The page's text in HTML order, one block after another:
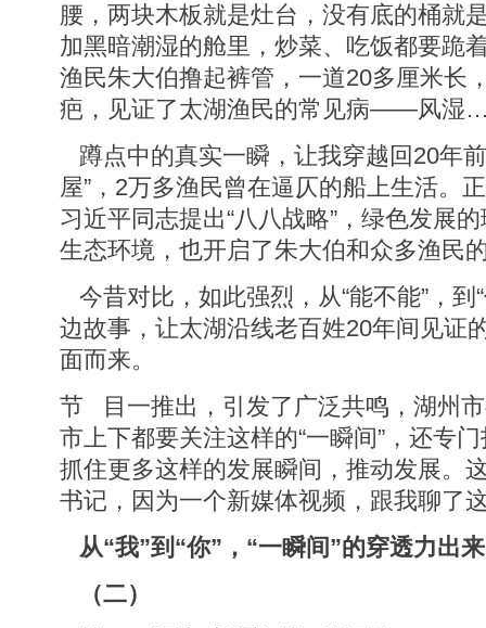
腰，两块木板就是灶台，没有底的桶就
加黑暗潮湿的舱里，炒菜、吃饭都要
渔民朱大伯撸起裤管，一道20多厘米长
疤，见证了太湖渔民的常见病——风
蹲点中的真实一瞬，让我穿越回20年
屋”，2万多渔民曾在逼仄的船上生活。
习近平同志提出“八八战略”，绿色发展
生态环境，也开启了朱大伯和众多渔民
今昔对比，如此强烈，从“能不能”，到
边故事，让太湖沿线老百姓20年间见证
面而来。
节 目一推出，引发了广泛共鸣，湖州
市上下都要关注这样的“一瞬间”，还专
抓住更多这样的发展瞬间，推动发展。
书记，因为一个新媒体视频，跟我聊了
从“我”到“你”，“一瞬间”的穿透力出
（二）